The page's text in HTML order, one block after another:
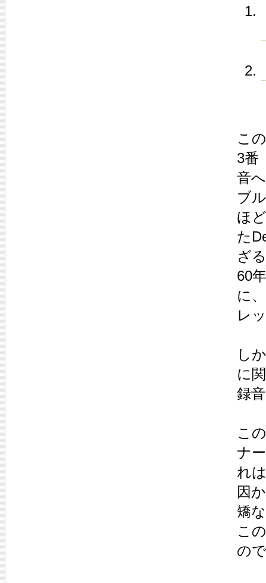
こ
3番
音
ブ
ほ
た
ざ
60
に
レ
し
に
録
こ
ナ
れ
因
矯
こ
の